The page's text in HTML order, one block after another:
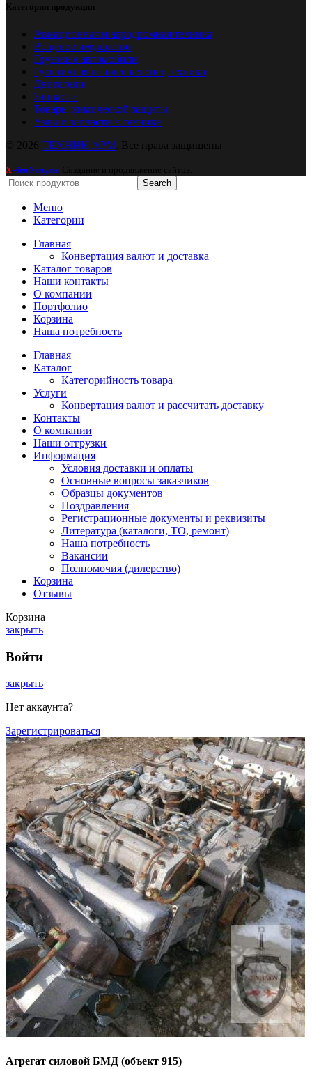
Категории продукции
Авиационная и аэродромная техника
Вещевое имущество
Грузовые автомобили
Гусеничная и колёсная спецтехника
Двигатели
Запчасти
Товары химической защиты
Узлы и запчасти к технике
© 2026 ТЕХНИК АРМ . Все права защищены
X-SeoУслуга . Создание и продвижение сайтов.
Search
Меню
Категории
Главная
Конвертация валют и доставка
Каталог товаров
Наши контакты
О компании
Портфолио
Корзина
Наша потребность
Главная
Каталог
Категорийность товара
Услуги
Конвертация валют и рассчитать доставку
Контакты
О компании
Наши отгрузки
Информация
Условия доставки и оплаты
Основные вопросы заказчиков
Образцы документов
Поздравления
Регистрационные документы и реквизиты
Литература (каталоги, ТО, ремонт)
Наша потребность
Вакансии
Полномочия (дилерство)
Корзина
Отзывы
Корзина
закрыть
Войти
закрыть
Нет аккаунта?
Зарегистрироваться
Агрегат силовой БМД (объект 915)